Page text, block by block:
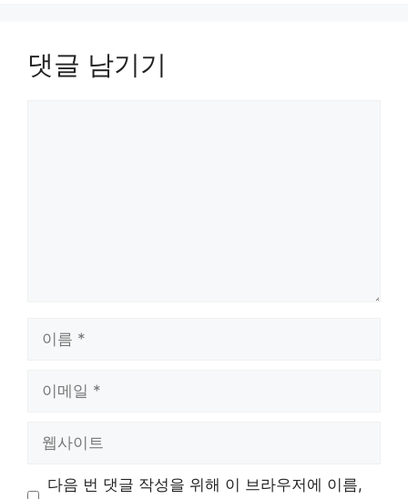
댓글 남기기
다음 번 댓글 작성을 위해 이 브라우저에 이름,